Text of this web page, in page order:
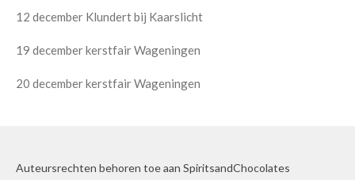
12 december Klundert bij Kaarslicht
19 december kerstfair Wageningen
20 december kerstfair Wageningen
Auteursrechten behoren toe aan SpiritsandChocolates